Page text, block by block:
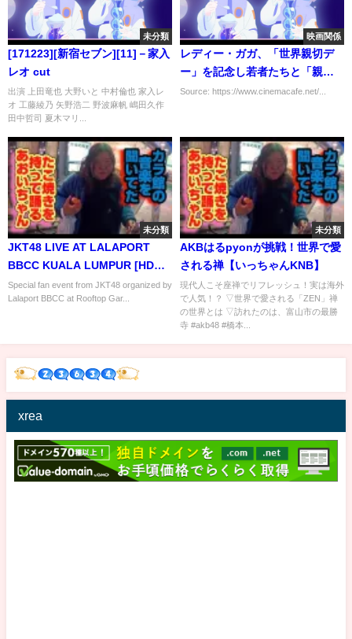
未分類
[171223][新宿セブン][11]－家入
レオ cut
出演 上田竜也 大野いと 中村倫也 家入レ
オ 工藤綾乃 矢野浩二 野波麻帆 嶋田久作
田中哲司 夏木マリ...
映画関係
レディー・ガガ、「世界親切デ
ー」を記念し若者たちと「親切
心とメンタルヘルス」について
Source: https://www.cinemacafe.net/...
未分類
JKT48 LIVE AT LALAPORT
BBCC KUALA LUMPUR [HD
1080P]
Special fan event from JKT48 organized by
Lalaport BBCC at Rooftop Gar...
未分類
AKBはるpyonが挑戦！世界で愛
される禅【いっちゃんKNB】
現代人こそ座禅でリフレッシュ！実は海外
で人気！？ ▽世界で愛される「ZEN」禅
の世界とは ▽訪れたのは、富山市の最勝
寺 #akb48 #橋本...
xrea